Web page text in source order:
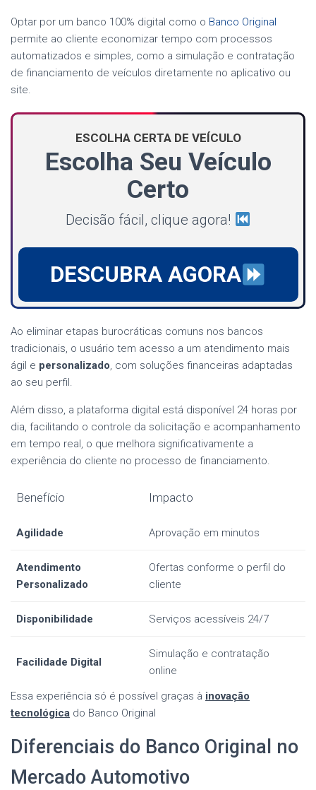
Optar por um banco 100% digital como o Banco Original
permite ao cliente economizar tempo com processos
automatizados e simples, como a simulação e contratação
de financiamento de veículos diretamente no aplicativo ou
site.
ESCOLHA CERTA DE VEÍCULO
Escolha Seu Veículo
Certo
Decisão fácil, clique agora!
DESCUBRA AGORA
Ao eliminar etapas burocráticas comuns nos bancos
tradicionais, o usuário tem acesso a um atendimento mais
ágil e personalizado, com soluções financeiras adaptadas
ao seu perfil.
Além disso, a plataforma digital está disponível 24 horas por
dia, facilitando o controle da solicitação e acompanhamento
em tempo real, o que melhora significativamente a
experiência do cliente no processo de financiamento.
Benefício Impacto
Agilidade Aprovação em minutos
Atendimento
Personalizado
Ofertas conforme o perfil do
cliente
Disponibilidade Serviços acessíveis 24/7
Facilidade Digital
Simulação e contratação
online
Essa experiência só é possível graças à inovação
tecnológica do Banco Original
Diferenciais do Banco Original no
Mercado Automotivo